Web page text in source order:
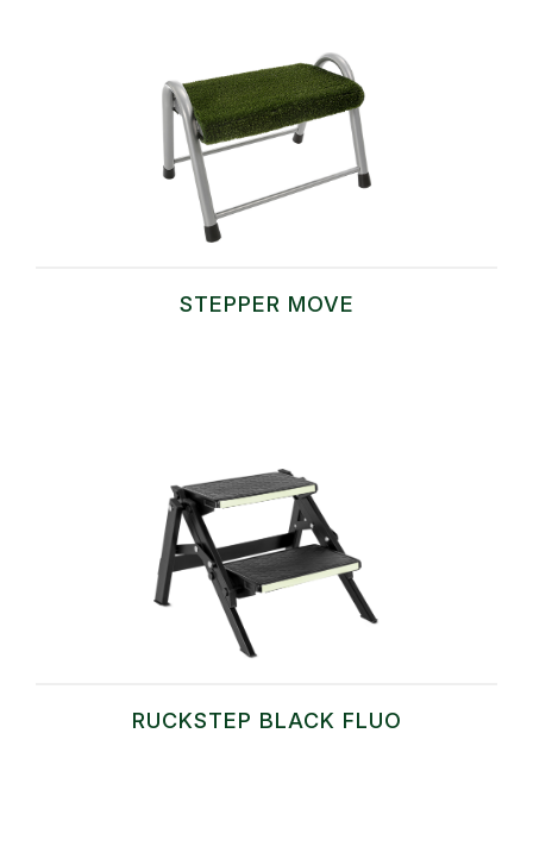
STEPPER MOVE
RUCKSTEP BLACK FLUO